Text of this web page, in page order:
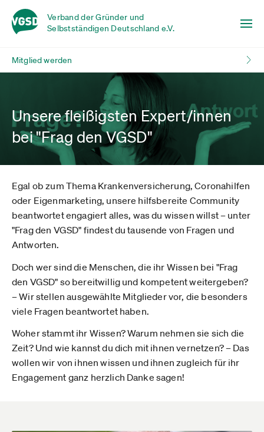
Verband der Gründer und
Selbstständigen Deutschland e.V.
Mitglied werden
Unsere fleißigsten Expert/innen
bei "Frag den VGSD"
Egal ob zum Thema Krankenversicherung, Coronahilfen
oder Eigenmarketing, unsere hilfsbereite Community
beantwortet engagiert alles, was du wissen willst – unter
"Frag den VGSD" findest du tausende von Fragen und
Antworten.
Doch wer sind die Menschen, die ihr Wissen bei "Frag
den VGSD" so bereitwillig und kompetent weitergeben?
– Wir stellen ausgewählte Mitglieder vor, die besonders
viele Fragen beantwortet haben.
Woher stammt ihr Wissen? Warum nehmen sie sich die
Zeit? Und wie kannst du dich mit ihnen vernetzen? – Das
wollen wir von ihnen wissen und ihnen zugleich für ihr
Engagement ganz herzlich Danke sagen!